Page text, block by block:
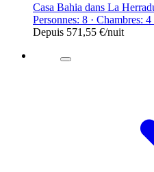
Casa Bahia dans La
Personnes: 8 · Chambres:
Depuis 571,55 €/nuit